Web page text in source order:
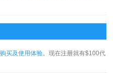
购买及使用体验。现在注册就有$100代